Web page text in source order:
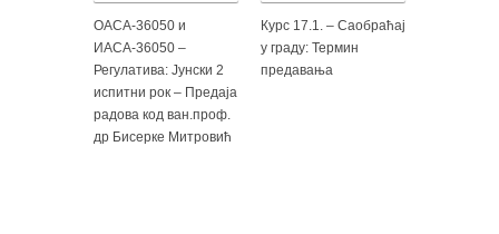
ОАСА-36050 и
ИАСА-36050 –
Регулатива: Јунски 2
испитни рок – Предаја
радова код ван.проф.
др Бисерке Митровић
Курс 17.1. – Саобраћај
у граду: Термин
предавања